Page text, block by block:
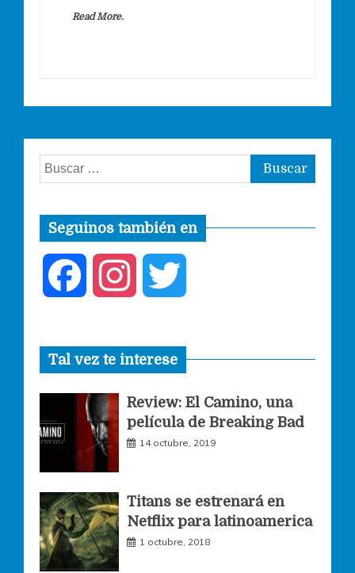
Read More.
Buscar:
Seguinos también en
c
e
b
o
o
s
t
a
g
i
t
t
r
Tal vez te interese
Review: El Camino, una
película de Breaking Bad
14 octubre, 2019
Titans se estrenará en
Netflix para latinoamerica
1 octubre, 2018